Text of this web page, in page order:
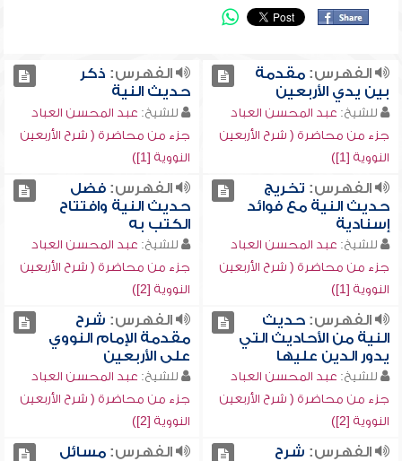
الفهرس:مقدمة
بين يدي الأربعين
للشيخ: عبد المحسن العباد
جزء من محاضرة ( شرح الأربعين
النووية [1])
الفهرس: ذكر
حديث النية
للشيخ: عبد المحسن العباد
جزء من محاضرة ( شرح الأربعين
النووية [1])
الفهرس: تخريج
حديث النية مع فوائد
إسنادية
للشيخ: عبد المحسن العباد
جزء من محاضرة ( شرح الأربعين
النووية [1])
الفهرس:فضل
حديث النية وافتتاح
الكتب به
للشيخ: عبد المحسن العباد
جزء من محاضرة ( شرح الأربعين
النووية [2])
الفهرس:حديث
النية من الأحاديث التي
يدور الدين عليها
للشيخ: عبد المحسن العباد
جزء من محاضرة ( شرح الأربعين
النووية [2])
الفهرس: شرح
مقدمة الإمام النووي
على الأربعين
للشيخ: عبد المحسن العباد
جزء من محاضرة ( شرح الأربعين
النووية [2])
الفهرس: شرح
الفهرس:مسائل